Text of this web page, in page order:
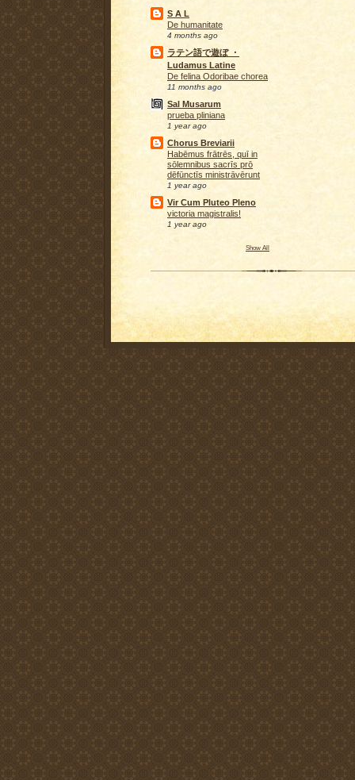
S A L
De humanitate
4 months ago
ラテン語で遊ぼ ・
Ludamus Latine
De felina Odoribae chorea
11 months ago
Sal Musarum
prueba pliniana
1 year ago
Chorus Breviarii
Habēmus frātrēs, quī in
sōlemnibus sacrīs prō
dēfūnctīs ministrāvērunt
1 year ago
Vir Cum Pluteo Pleno
victoria magistralis!
1 year ago
Show All